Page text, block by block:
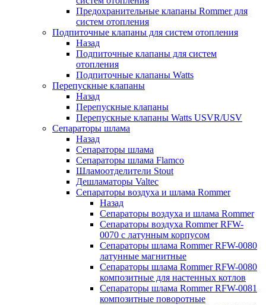
Предохранительные клапаны Rommer для
систем отопления
Подпиточные клапаны для систем отопления
Назад
Подпиточные клапаны для систем
отопления
Подпиточные клапаны Watts
Перепускные клапаны
Назад
Перепускные клапаны
Перепускные клапаны Watts USVR/USV
Сепараторы шлама
Назад
Сепараторы шлама
Сепараторы шлама Flamco
Шламоотделители Stout
Дешламаторы Valtec
Сепараторы воздуха и шлама Rommer
Назад
Сепараторы воздуха и шлама Rommer
Сепараторы воздуха Rommer RFW-
0070 с латунным корпусом
Сепараторы шлама Rommer RFW-0080
латунные магнитные
Сепараторы шлама Rommer RFW-0080
композитные для настенных котлов
Сепараторы шлама Rommer RFW-0081
композитные поворотные